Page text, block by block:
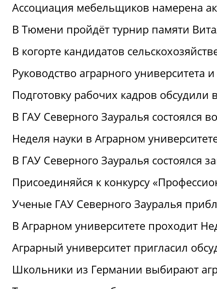
Ассоциация мебельщиков намерена
В Тюмени пройдёт турнир памяти
В когорте кандидатов
Руководство аграрного
Подготовку рабочих кадров
В ГАУ Северного Зауралья состоялся
Неделя науки в Аграрном
В ГАУ Северного Зауралья
Присоединяйся к конкурсу
Ученые ГАУ Северного Зауралья
В Аграрном университете проходит
Аграрный университет пригласил
Школьники из Германии выбирают